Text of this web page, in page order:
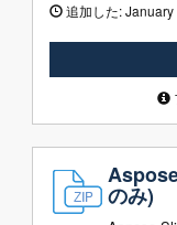
追加した:January
のみ)